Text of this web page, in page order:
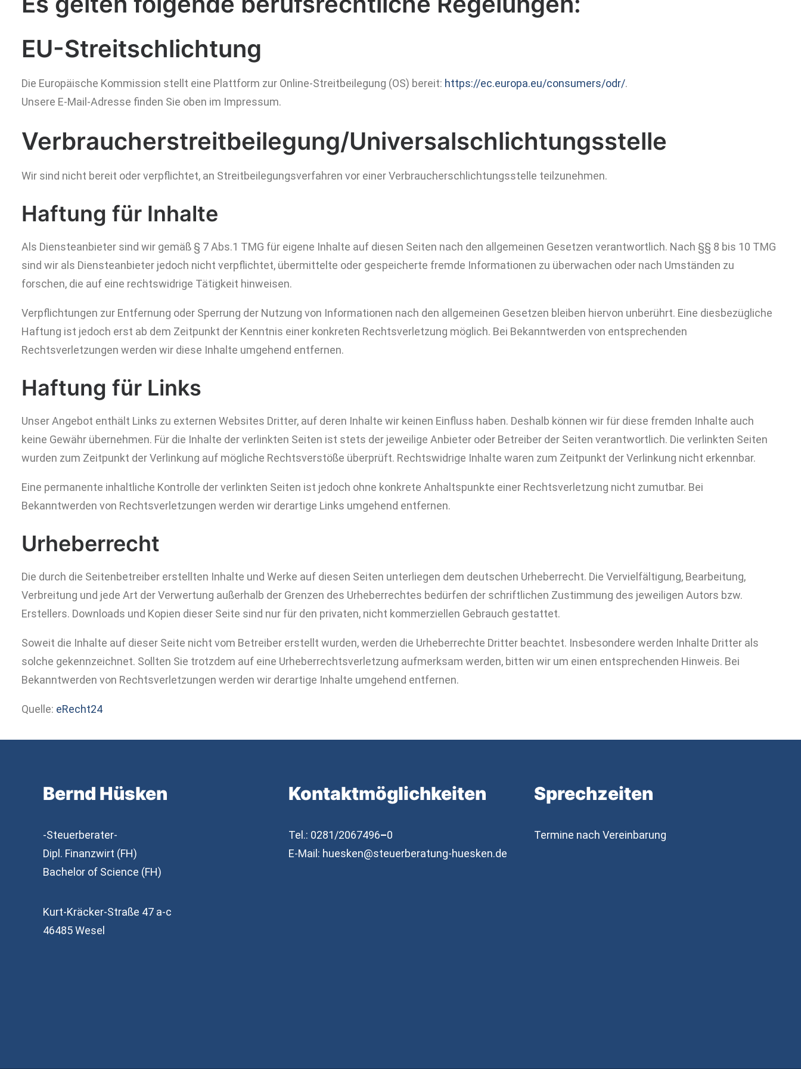
EU-Streitschlichtung
Die Europäische Kommission stellt eine Plattform zur Online-Streitbeilegung (OS) bereit: https://ec.europa.eu/consumers/odr/.
Unsere E-Mail-Adresse finden Sie oben im Impressum.
Verbraucher­streit­beilegung/Universal­schlichtungs­stelle
Wir sind nicht bereit oder verpflichtet, an Streitbeilegungsverfahren vor einer Verbraucherschlichtungsstelle teilzunehmen.
Haftung für Inhalte
Als Diensteanbieter sind wir gemäß § 7 Abs.1 TMG für eigene Inhalte auf diesen Seiten nach den allgemeinen Gesetzen verantwortlich. Nach §§ 8 bis 10 TMG
sind wir als Diensteanbieter jedoch nicht verpflichtet, übermittelte oder gespeicherte fremde Informationen zu überwachen oder nach Umständen zu
forschen, die auf eine rechtswidrige Tätigkeit hinweisen.
Verpflichtungen zur Entfernung oder Sperrung der Nutzung von Informationen nach den allgemeinen Gesetzen bleiben hiervon unberührt. Eine diesbezügliche
Haftung ist jedoch erst ab dem Zeitpunkt der Kenntnis einer konkreten Rechtsverletzung möglich. Bei Bekanntwerden von entsprechenden
Rechtsverletzungen werden wir diese Inhalte umgehend entfernen.
Haftung für Links
Unser Angebot enthält Links zu externen Websites Dritter, auf deren Inhalte wir keinen Einfluss haben. Deshalb können wir für diese fremden Inhalte auch
keine Gewähr übernehmen. Für die Inhalte der verlinkten Seiten ist stets der jeweilige Anbieter oder Betreiber der Seiten verantwortlich. Die verlinkten Seiten
wurden zum Zeitpunkt der Verlinkung auf mögliche Rechtsverstöße überprüft. Rechtswidrige Inhalte waren zum Zeitpunkt der Verlinkung nicht erkennbar.
Eine permanente inhaltliche Kontrolle der verlinkten Seiten ist jedoch ohne konkrete Anhaltspunkte einer Rechtsverletzung nicht zumutbar. Bei
Bekanntwerden von Rechtsverletzungen werden wir derartige Links umgehend entfernen.
Urheberrecht
Die durch die Seitenbetreiber erstellten Inhalte und Werke auf diesen Seiten unterliegen dem deutschen Urheberrecht. Die Vervielfältigung, Bearbeitung,
Verbreitung und jede Art der Verwertung außerhalb der Grenzen des Urheberrechtes bedürfen der schriftlichen Zustimmung des jeweiligen Autors bzw.
Erstellers. Downloads und Kopien dieser Seite sind nur für den privaten, nicht kommerziellen Gebrauch gestattet.
Soweit die Inhalte auf dieser Seite nicht vom Betreiber erstellt wurden, werden die Urheberrechte Dritter beachtet. Insbesondere werden Inhalte Dritter als
solche gekennzeichnet. Sollten Sie trotzdem auf eine Urheberrechtsverletzung aufmerksam werden, bitten wir um einen entsprechenden Hinweis. Bei
Bekanntwerden von Rechtsverletzungen werden wir derartige Inhalte umgehend entfernen.
Quelle: eRecht24
Bernd Hüsken
-Steuerberater-
Dipl. Finanzwirt (FH)
Bachelor of Science (FH)
Kurt-Kräcker-Straße 47 a-c
46485 Wesel
Kontakt­möglichkeiten
Tel.: 0281/2067496–0
E-Mail:­ huesken@steuerberatung-huesken.de
Sprechzeiten
Termine nach Vereinbarung